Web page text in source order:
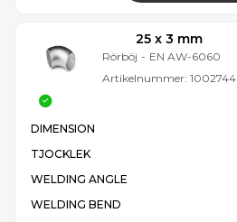
25 x 3 mm
Rörböj - EN AW-6060
Artikelnummer: 1002744
DIMENSION
TJOCKLEK
WELDING ANGLE
WELDING BEND